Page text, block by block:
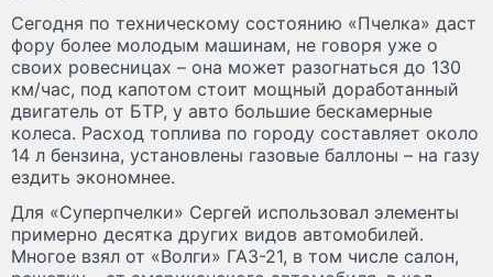
Сегодня по техническому состоянию «Пчелка» даст
фору более молодым машинам, не говоря уже о
своих ровесницах – она может разогнаться до 130
км/час, под капотом стоит мощный доработанный
двигатель от БТР, у авто большие бескамерные
колеса. Расход топлива по городу составляет около
14 л бензина, установлены газовые баллоны – на газу
ездить экономнее.
Для «Суперпчелки» Сергей использовал элементы
примерно десятка других видов автомобилей.
Многое взял от «Волги» ГАЗ-21, в том числе салон,